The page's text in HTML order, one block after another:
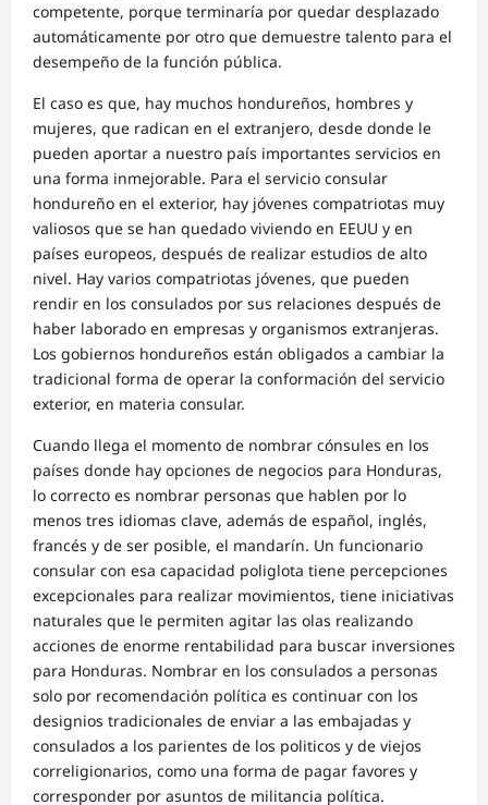
competente, porque terminaría por quedar desplazado
automáticamente por otro que demuestre talento para el
desempeño de la función pública.
El caso es que, hay muchos hondureños, hombres y
mujeres, que radican en el extranjero, desde donde le
pueden aportar a nuestro país importantes servicios en
una forma inmejorable. Para el servicio consular
hondureño en el exterior, hay jóvenes compatriotas muy
valiosos que se han quedado viviendo en EEUU y en
países europeos, después de realizar estudios de alto
nivel. Hay varios compatriotas jóvenes, que pueden
rendir en los consulados por sus relaciones después de
haber laborado en empresas y organismos extranjeras.
Los gobiernos hondureños están obligados a cambiar la
tradicional forma de operar la conformación del servicio
exterior, en materia consular.
Cuando llega el momento de nombrar cónsules en los
países donde hay opciones de negocios para Honduras,
lo correcto es nombrar personas que hablen por lo
menos tres idiomas clave, además de español, inglés,
francés y de ser posible, el mandarín. Un funcionario
consular con esa capacidad poliglota tiene percepciones
excepcionales para realizar movimientos, tiene iniciativas
naturales que le permiten agitar las olas realizando
acciones de enorme rentabilidad para buscar inversiones
para Honduras. Nombrar en los consulados a personas
solo por recomendación política es continuar con los
designios tradicionales de enviar a las embajadas y
consulados a los parientes de los politicos y de viejos
correligionarios, como una forma de pagar favores y
corresponder por asuntos de militancia política.